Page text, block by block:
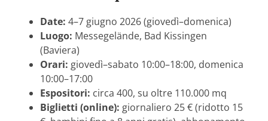
Date: 4–7 giugno 2026 (giovedì–domenica)
Luogo: Messegelände, Bad Kissingen
(Baviera)
Orari: giovedì–sabato 10:00–18:00, domenica
10:00–17:00
Espositori: circa 400, su oltre 110.000 mq
Biglietti (online): giornaliero 25 € (ridotto 15